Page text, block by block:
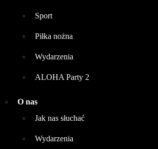
Sport
Piłka nożna
Wydarzenia
ALOHA Party 2
O nas
Jak nas słuchać
Wydarzenia